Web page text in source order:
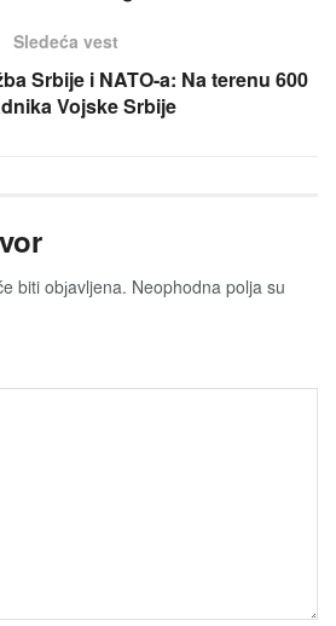
Sledeća vest
Srbije i NATO-a: Na terenu 600
Vojske Srbije
biti obјavljena. Neophodna polja su